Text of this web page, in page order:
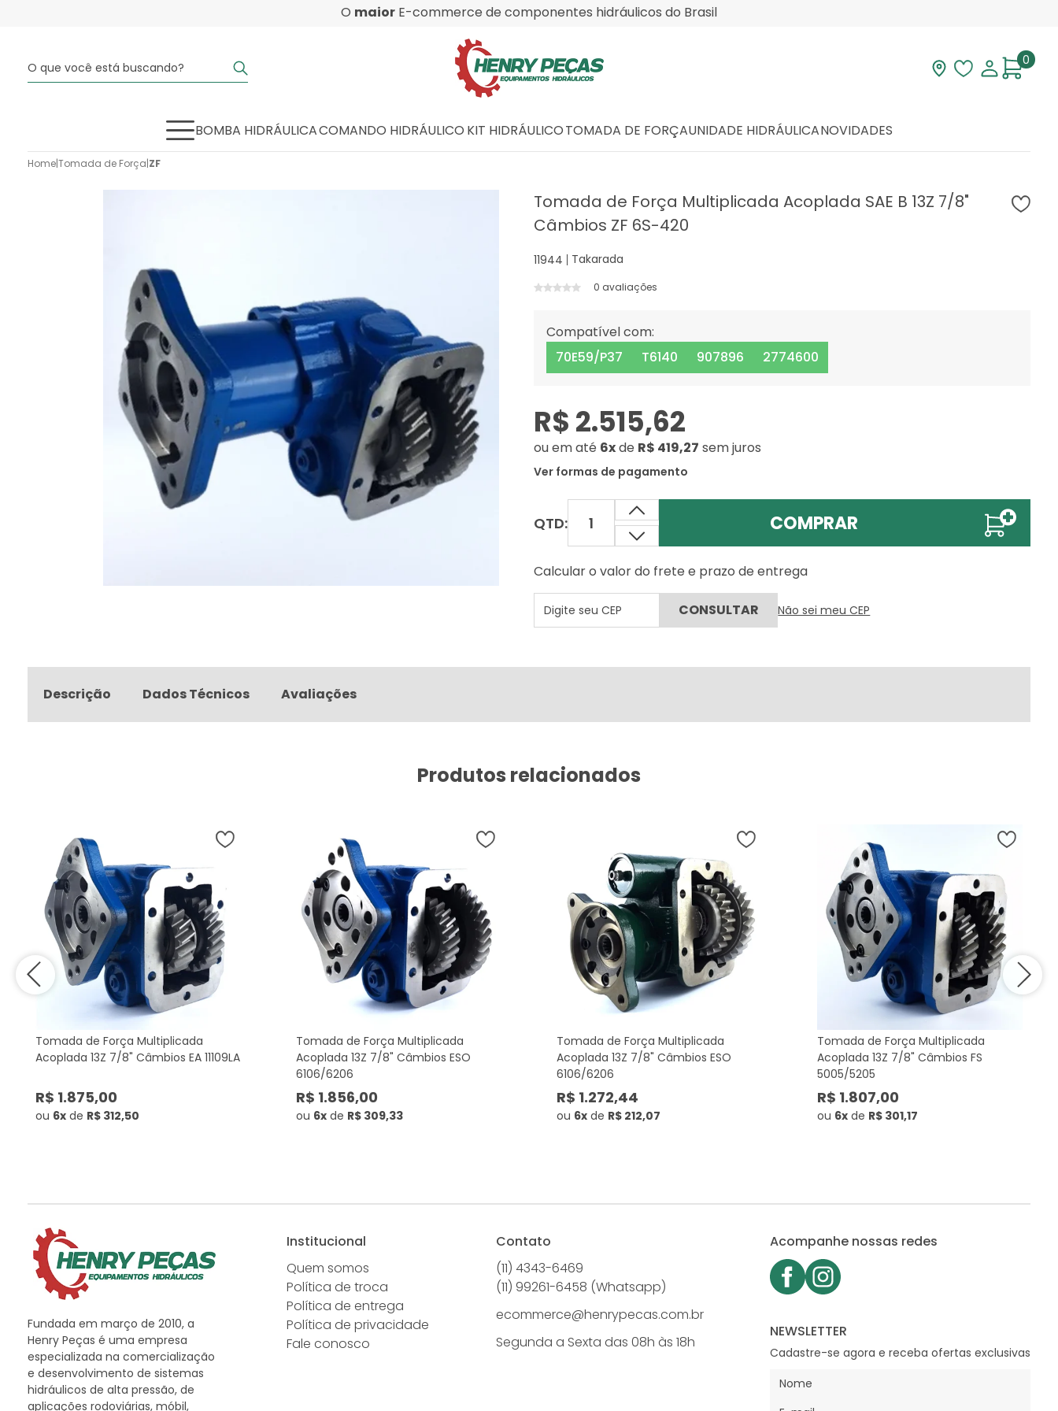
O maior E-commerce de componentes hidráulicos do Brasil
Visite nossa loja
Lista deMinha
0
BOMBA HIDRÁULICACOMANDO HIDRÁULICO KIT HIDRÁULICOTOMADA DE FORÇAUNIDADE HIDRÁULICANOVIDADES
Home|Tomada de Força|ZF
Tomada de Força Multiplicada Acoplada SAE B 13Z 7/8"
Câmbios ZF 6S-420
11944 Takarada
0 avaliações
R$ 2.515,62
ouem até 6xde R$ 419,27 sem juros
Ver formas de pagamento
Compatível com:
70E59/P37
T6140 907896 2774600
QTD: COMPRAR
Calcular o valor do frete e prazo de entrega
Não sei meu CEP
Descrição Dados Técnicos Avaliações
Produtos relacionados
Tomada de Força Multiplicada
Acoplada 13Z 7/8" Câmbios EA 11109LA
R$ 1.875,00
ou 6x de R$ 312,50
Tomada de Força Multiplicada
Acoplada 13Z 7/8" Câmbios ESO
6106/6206
R$ 1.856,00
ou 6x de R$ 309,33
Tomada de Força Multiplicada
Acoplada 13Z 7/8" Câmbios ESO
6106/6206
R$ 1.272,44
ou 6x de R$ 212,07
Tomada de Força Multiplicada
Acoplada 13Z 7/8" Câmbios FS
5005/5205
R$ 1.807,00
ou 6x de R$ 301,17
Fundada em março de 2010, a
Henry Peças é uma empresa
especializada na comercialização
e desenvolvimento de sistemas
hidráulicos de alta pressão, de
aplicações rodoviárias, móbil,
Institucional
Quem somos
Política de troca
Política de entrega
Política de privacidade
Fale conosco
Contato
(11) 4343-6469
(11) 99261-6458 (Whatsapp)
ecommerce@henrypecas.com.br
Segunda a Sexta das 08h às 18h
Acompanhe nossas redes
NEWSLETTER
Cadastre-se agora e receba ofertas exclusivas